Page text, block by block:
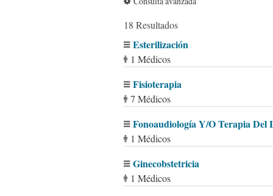
18 Resultados
Esterilización
1 Médicos
Fisioterapia
7 Médicos
Fonoaudiología Y/O Terapia Del
1 Médicos
Ginecobstetricia
1 Médicos